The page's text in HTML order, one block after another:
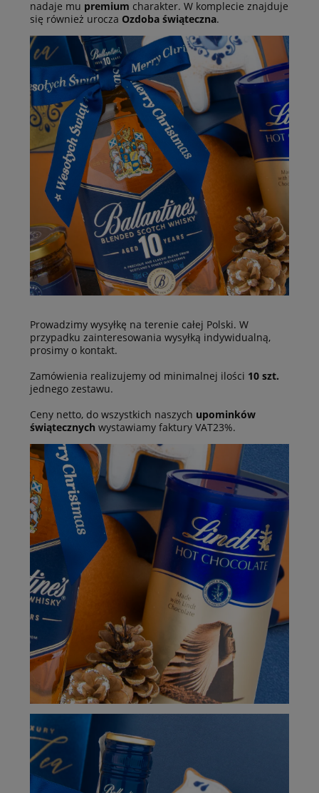
nadaje mu premium charakter. W komplecie znajduje
się również urocza Ozdoba świąteczna.
Prowadzimy wysyłkę na terenie całej Polski. W
przypadku zainteresowania wysyłką indywidualną,
prosimy o kontakt.
Zamówienia realizujemy od minimalnej ilości 10 szt.
jednego zestawu.
Ceny netto, do wszystkich naszych upominków
świątecznych wystawiamy faktury VAT23%.